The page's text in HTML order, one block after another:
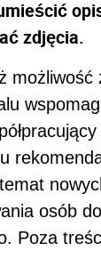
zdjęcia.
osób
Poza